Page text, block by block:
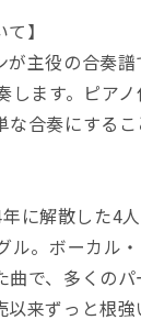
】
主役の合奏
します。ピア
合奏にする
に解散した4
ル。ボーカル
曲で、多くの
以来ずっと根